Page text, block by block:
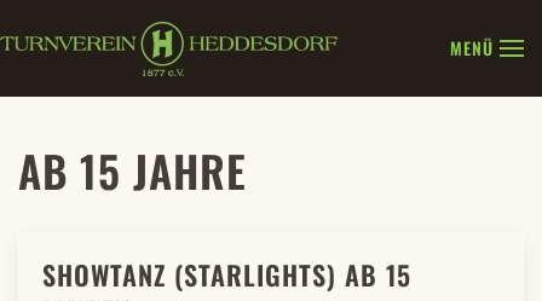
Zum Hauptinhalt springen
MENÜ
AB 15 JAHRE
SHOWTANZ (STARLIGHTS) AB 15